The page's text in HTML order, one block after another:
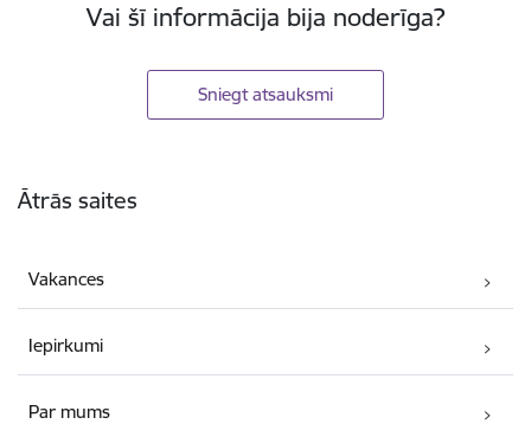
Vai šī informācija bija noderīga?
Sniegt atsauksmi
Ātrās saites
Vakances
Iepirkumi
Par mums